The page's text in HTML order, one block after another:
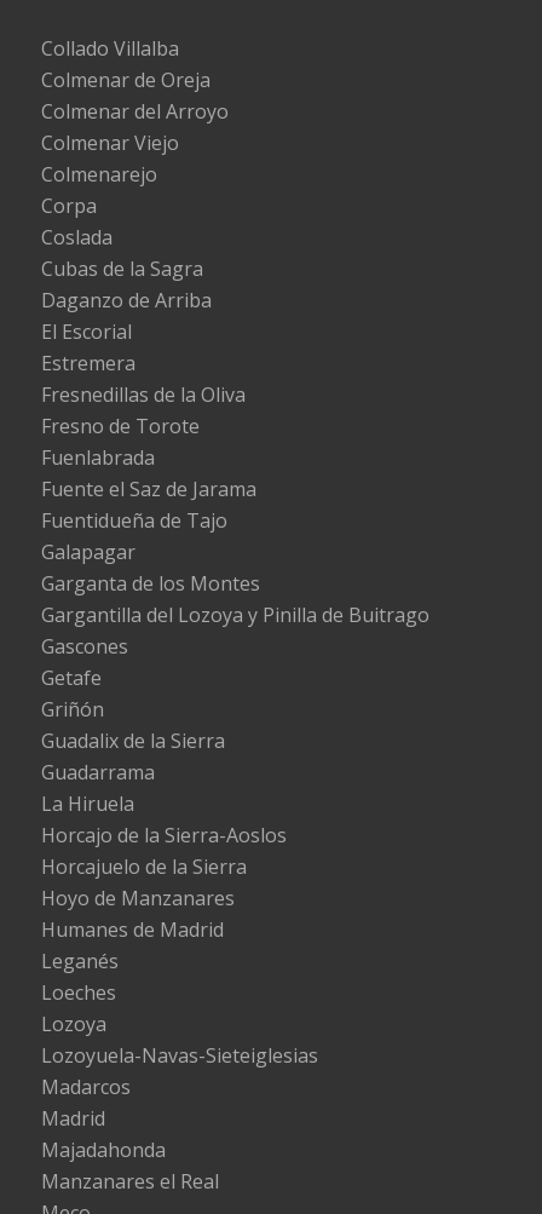
Collado Villalba
Colmenar de Oreja
Colmenar del Arroyo
Colmenar Viejo
Colmenarejo
Corpa
Coslada
Cubas de la Sagra
Daganzo de Arriba
El Escorial
Estremera
Fresnedillas de la Oliva
Fresno de Torote
Fuenlabrada
Fuente el Saz de Jarama
Fuentidueña de Tajo
Galapagar
Garganta de los Montes
Gargantilla del Lozoya y Pinilla de Buitrago
Gascones
Getafe
Griñón
Guadalix de la Sierra
Guadarrama
La Hiruela
Horcajo de la Sierra-Aoslos
Horcajuelo de la Sierra
Hoyo de Manzanares
Humanes de Madrid
Leganés
Loeches
Lozoya
Lozoyuela-Navas-Sieteiglesias
Madarcos
Madrid
Majadahonda
Manzanares el Real